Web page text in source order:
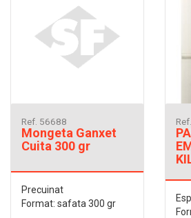
Ref. 56688
Mongeta Ganxet
Cuita 300 gr
Precuinat
Format: safata 300 gr